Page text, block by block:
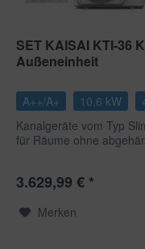
SET KAISAI KTI-36
Außeneinheit
A++/A+ 10,6 kW
Kanalgeräte vom Typ
für Räume ohne
3.629,99 € *
Merken